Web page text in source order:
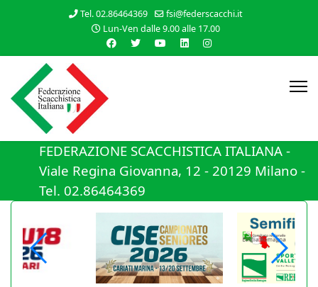
Tel. 02.86464369
fsi@federscacchi.it
Lun-Ven dalle 9.00 alle 17.00
FEDERAZIONE SCACCHISTICA ITALIANA -
Viale Regina Giovanna, 12 - 20129 Milano -
Tel. 02.86464369